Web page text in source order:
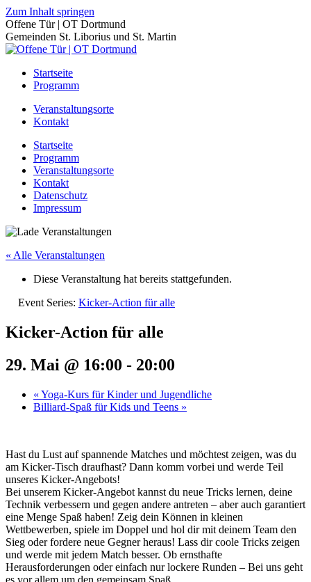
Zum Inhalt springen
Offene Tür | OT Dortmund
Gemeinden St. Liborius und St. Martin
Startseite
Programm
Veranstaltungsorte
Kontakt
Startseite
Programm
Veranstaltungsorte
Kontakt
Datenschutz
Impressum
« Alle Veranstaltungen
Diese Veranstaltung hat bereits stattgefunden.
Event Series: Kicker-Action für alle
Kicker-Action für alle
29. Mai @ 16:00 - 20:00
« Yoga-Kurs für Kinder und Jugendliche
Billiard-Spaß für Kids und Teens »
Hast du Lust auf spannende Matches und möchtest zeigen, was du
am Kicker-Tisch draufhast? Dann komm vorbei und werde Teil
unseres Kicker-Angebots!
Bei unserem Kicker-Angebot kannst du neue Tricks lernen, deine
Technik verbessern und gegen andere antreten – aber auch garantiert
eine Menge Spaß haben! Zeig dein Können in kleinen
Wettbewerben, spiele im Doppel und hol dir mit deinem Team den
Sieg oder fordere neue Gegner heraus! Lass dir coole Tricks zeigen
und werde mit jedem Match besser. Ob ernsthafte
Herausforderungen oder einfach nur lockere Runden – Bei uns geht
es vor allem um den gemeinsam Spaß.